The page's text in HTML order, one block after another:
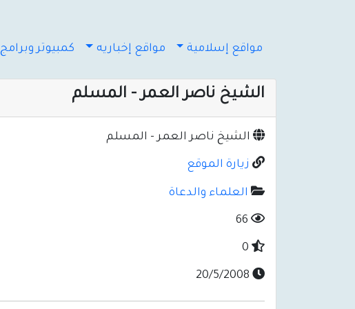
مواقع إسلامية مواقع إخباريه كمبيوتر وبرامج
الشيخ ناصر العمر - المسلم
الشيخ ناصر العمر - المسلم
زيارة الموقع
العلماء والدعاة